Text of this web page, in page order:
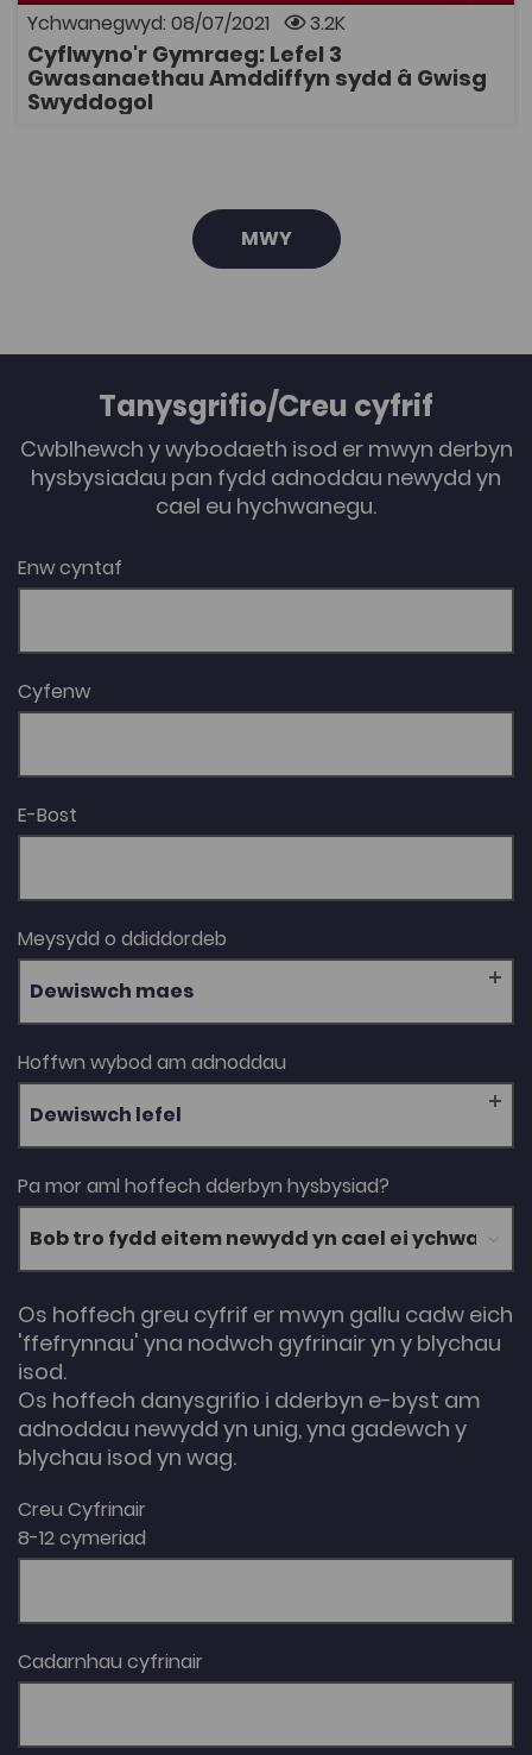
Ychwanegwyd: 08/07/2021 3.2K
Cyflwyno'r Gymraeg: Lefel 3
Gwasanaethau Amddiffyn sydd â Gwisg
Swyddogol
dymuno cyflwyno mwy o Gymraeg wrth addysgu'r
cwrs Lefel 3 Gwasanaethau Amddiffyn sydd â Gwisg
Swyddogol yw’r adnodd hwn. Mae'r casgliad wedi'i greu
er mwyn cefnogi addysgwyr wrth iddynt gynllunio a
gosod gweithgareddau gwaith dosbarth neu
dystiolaeth yn seiliedig ar sgiliau Cymraeg y dysgwyr.
posteri dwyieithog gyda thermau allweddol ar gyfer
AGOR
MWY
Tanysgrifio/Creu cyfrif
Cwblhewch y wybodaeth isod er mwyn derbyn
hysbysiadau pan fydd adnoddau newydd yn
cael eu hychwanegu.
Enw cyntaf
Cyfenw
E-Bost
Meysydd o ddiddordeb
Dewiswch maes
Hoffwn wybod am adnoddau
Dewiswch lefel
Pa mor aml hoffech dderbyn hysbysiad?
Os hoffech greu cyfrif er mwyn gallu cadw eich
'ffefrynnau' yna nodwch gyfrinair yn y blychau
isod.
Os hoffech danysgrifio i dderbyn e-byst am
adnoddau newydd yn unig, yna gadewch y
blychau isod yn wag.
Creu Cyfrinair
8-12 cymeriad
Cadarnhau cyfrinair